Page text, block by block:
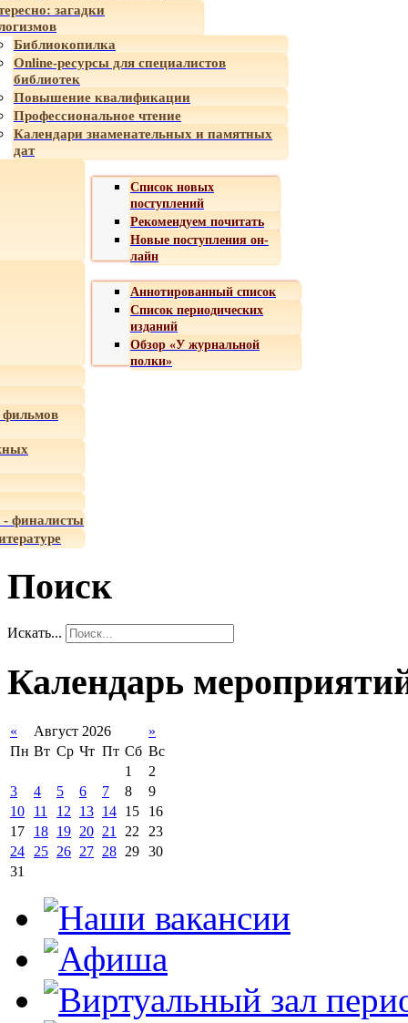
загадки
Библиокопилка
Online-ресурсы для специалистов
библиотек
Повышение квалификации
Профессиональное чтение
Календари знаменательных и памятных
дат
Список новых
поступлений
Рекомендуем почитать
Новые поступления он-
лайн
Аннотированный список
Список периодических
изданий
Обзор «У журнальной
полки»
- финалисты
Поиск
Искать...
Календарь
« Август 2026
»
Пн Вт Ср Чт Пт Сб Вс
1
2
3
4 5 6 7 8
9
10
11 12 13 14 15
16
17
18 19 20 21 22
23
24
25 26 27 28 29 30
31